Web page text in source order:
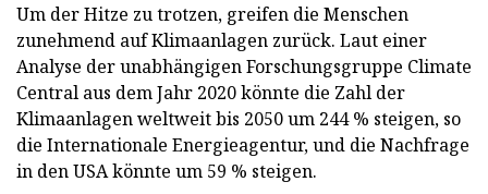
Um der Hitze zu trotzen, greifen die Menschen
zunehmend auf Klimaanlagen zurück. Laut einer
Analyse der unabhängigen Forschungsgruppe Climate
Central aus dem Jahr 2020 könnte die Zahl der
Klimaanlagen weltweit bis 2050 um 244 % steigen, so
die Internationale Energieagentur, und die Nachfrage
in den USA könnte um 59 % steigen.